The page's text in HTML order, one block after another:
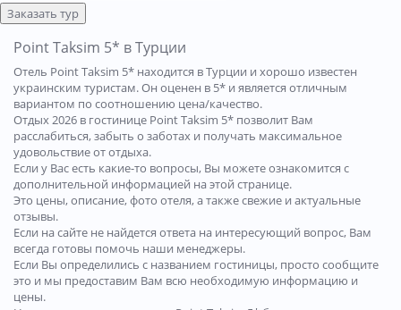
Заказать тур
Point Taksim 5* в Турции
Отель Point Taksim 5* находится в Турции и хорошо известен
украинским туристам. Он оценен в 5* и является отличным
вариантом по соотношению цена/качество.
Отдых 2026 в гостинице Point Taksim 5* позволит Вам
расслабиться, забыть о заботах и получать максимальное
удовольствие от отдыха.
Если у Вас есть какие-то вопросы, Вы можете ознакомится с
дополнительной информацией на этой странице.
Это цены, описание, фото отеля, а также свежие и актуальные
отзывы.
Если на сайте не найдется ответа на интересующий вопрос, Вам
всегда готовы помочь наши менеджеры.
Если Вы определились с названием гостиницы, просто сообщите
это и мы предоставим Вам всю необходимую информацию и
цены.